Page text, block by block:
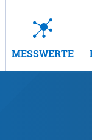
MESSWERTE